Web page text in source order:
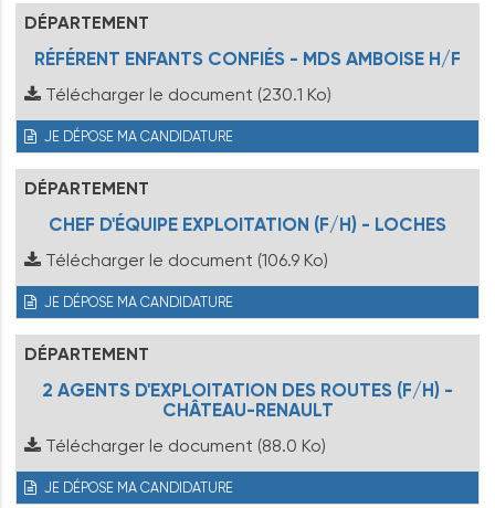
DÉPARTEMENT
RÉFÉRENT ENFANTS CONFIÉS - MDS AMBOISE H/F
Télécharger le document (230.1 Ko)
JE DÉPOSE MA CANDIDATURE
DÉPARTEMENT
CHEF D'ÉQUIPE EXPLOITATION (F/H) - LOCHES
Télécharger le document (106.9 Ko)
JE DÉPOSE MA CANDIDATURE
DÉPARTEMENT
2 AGENTS D'EXPLOITATION DES ROUTES (F/H) -
CHÂTEAU-RENAULT
Télécharger le document (88.0 Ko)
JE DÉPOSE MA CANDIDATURE